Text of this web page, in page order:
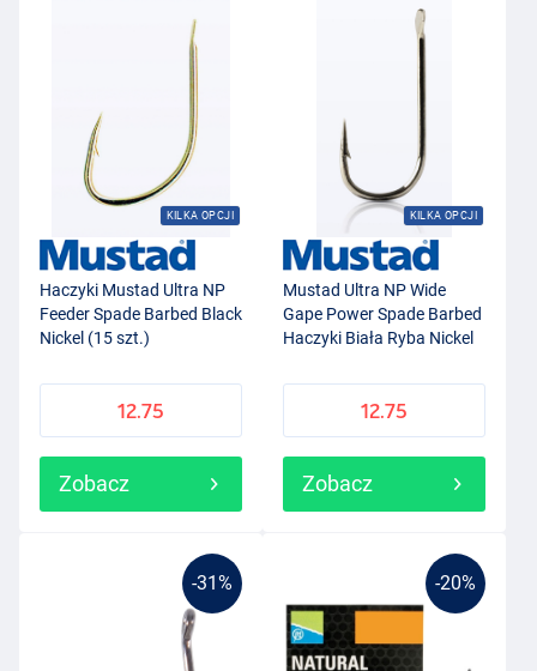
KILKA OPCJI
Haczyki Mustad Ultra NP
Feeder Spade Barbed Black
Nickel (15 szt.)
12.75
Zobacz
KILKA OPCJI
Mustad Ultra NP Wide
Gape Power Spade Barbed
Haczyki Biała Ryba Nickel
12.75
Zobacz
-31% -20%